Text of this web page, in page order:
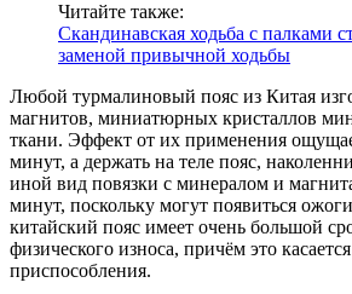
Читайте также:
Скандинавская ходьба с палками
заменой привычной ходьбы
Любой турмалиновый пояс из Китая
магнитов, миниатюрных кристаллов
ткани. Эффект от их применения
минут, а держать на теле пояс,
иной вид повязки с минералом и
минут, поскольку могут появиться
китайский пояс имеет очень большой
физического износа, причём это
приспособления.